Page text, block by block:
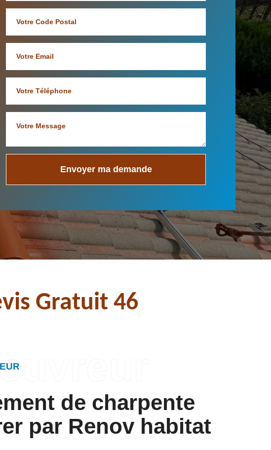
Gratuit 46
de charpente
par Renov habitat